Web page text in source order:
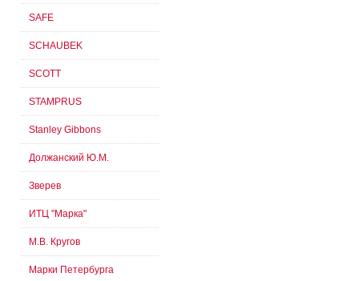
SAFE
SCHAUBEK
SCOTT
STAMPRUS
Stanley Gibbons
Должанский Ю.М.
Зверев
ИТЦ "Марка"
М.В. Кругов
Марки Петербурга